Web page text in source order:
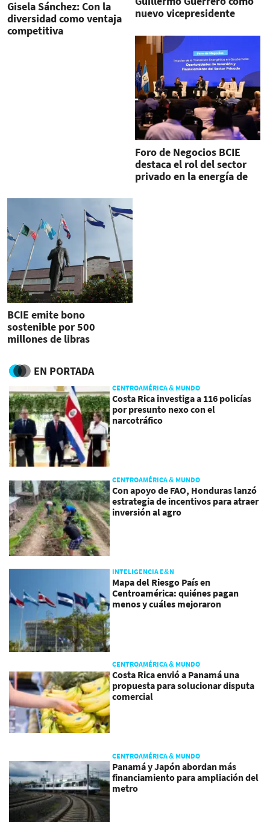
Gisela Sánchez: Con la
diversidad como ventaja
competitiva
nuevo vicepresidente
Foro de Negocios BCIE
destaca el rol del sector
privado en la energía de
BCIE emite bono
sostenible por 500
millones de libras
EN PORTADA
CENTROAMÉRICA & MUNDO
Costa Rica investiga a 116 policías
por presunto nexo con el
narcotráfico
CENTROAMÉRICA & MUNDO
Con apoyo de FAO, Honduras lanzó
estrategia de incentivos para atraer
inversión al agro
INTELIGENCIA E&N
Mapa del Riesgo País en
Centroamérica: quiénes pagan
menos y cuáles mejoraron
CENTROAMÉRICA & MUNDO
Costa Rica envió a Panamá una
propuesta para solucionar disputa
comercial
CENTROAMÉRICA & MUNDO
Panamá y Japón abordan más
financiamiento para ampliación del
metro